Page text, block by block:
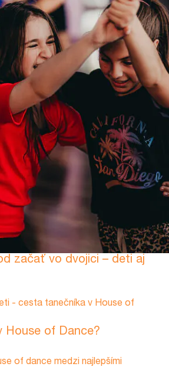
začať vo dvojici – deti aj
House of Dance?